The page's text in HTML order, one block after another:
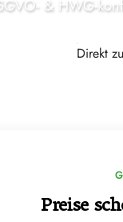
& HWG-
Direkt
Preise